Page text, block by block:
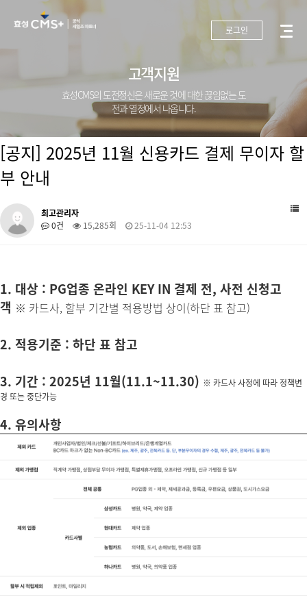
로그인
고객지원
효성CMS의 도전정신은 새로운 것에 대한 끊임없는 도
전과 열정에서 나옵니다.
[공지] 2025년 11월 신용카드 결제 무이자 할
부 안내
최고관리자
0건
15,285회 25-11-04 12:53
1. 대상 : PG업종 온라인 KEY IN 결제 전, 사전 신청고
객 ※ 카드사, 할부 기간별 적용방법 상이(하단 표 참고)
2. 적용기준 : 하단 표 참고
3. 기간 : 2025년 11월(11.1~11.30) ※ 카드사 사정에 따라 정책변
경 또는 중단가능
4. 유의사항